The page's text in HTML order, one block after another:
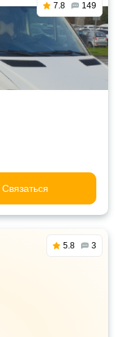
7.8 149
Связаться
5.8 3